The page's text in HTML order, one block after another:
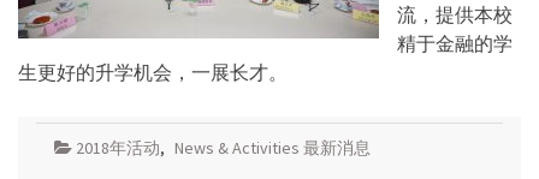
流，提供本校
精于金融的学
生更好的升学机会，一展长才。
2018年活动, News & Activities 最新消息